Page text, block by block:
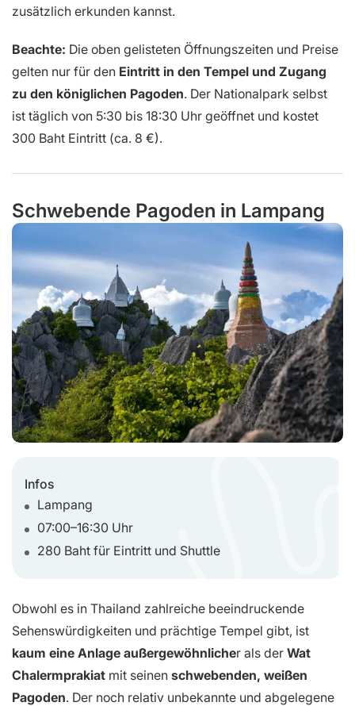
zusätzlich erkunden kannst.
Beachte: Die oben gelisteten Öffnungszeiten und Preise
gelten nur für den Eintritt in den Tempel und Zugang
zu den königlichen Pagoden. Der Nationalpark selbst
ist täglich von 5:30 bis 18:30 Uhr geöffnet und kostet
300 Baht Eintritt (ca. 8 €).
Schwebende Pagoden in Lampang
Infos
Lampang
07:00–16:30 Uhr
280 Baht für Eintritt und Shuttle
Obwohl es in Thailand zahlreiche beeindruckende
Sehenswürdigkeiten und prächtige Tempel gibt, ist
kaum eine Anlage außergewöhnlicher als der Wat
Chalermprakiat mit seinen schwebenden, weißen
Pagoden. Der noch relativ unbekannte und abgelegene